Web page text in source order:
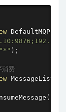
"*" ) ;
费
(